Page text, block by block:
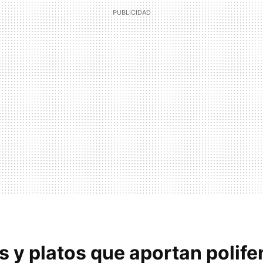
y platos que aportan